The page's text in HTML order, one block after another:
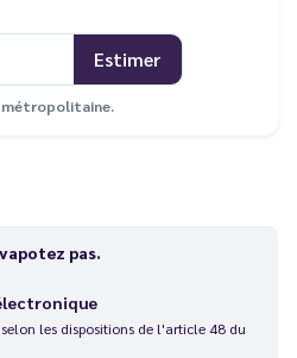
Estimer
métropolitaine.
pas.
les dispositions de l'article 48 du